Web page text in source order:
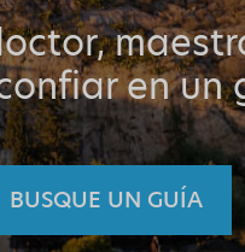
en un
BUSQUE UN GUÍA